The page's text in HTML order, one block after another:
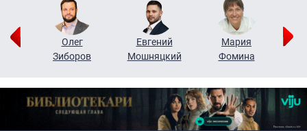
Олег
Зиборов
Евгений
Мошняцкий
Мария
Фомина